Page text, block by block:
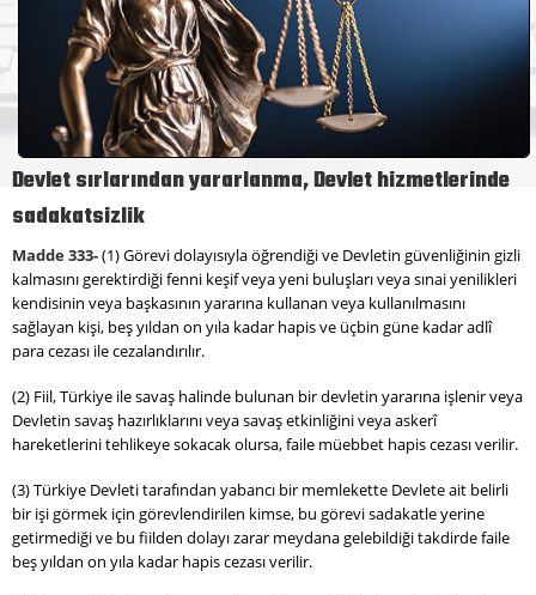
Devlet sırlarından yararlanma, Devlet hizmetlerinde
sadakatsizlik
Madde 333-(1) Görevi dolayısıyla öğrendiği ve Devletin güvenliğinin gizli
kalmasını gerektirdiği fenni keşif veya yeni buluşları veya sınai yenilikleri
kendisinin veya başkasının yararına kullanan veya kullanılmasını
sağlayan kişi, beş yıldan on yıla kadar hapis ve üçbin güne kadar adlî
para cezası ile cezalandırılır.
(2) Fiil, Türkiye ile savaş halinde bulunan bir devletin yararına işlenir veya
Devletin savaş hazırlıklarını veya savaş etkinliğini veya askerî
hareketlerini tehlikeye sokacak olursa, faile müebbet hapis cezası verilir.
(3) Türkiye Devleti tarafından yabancı bir memlekette Devlete ait belirli
bir işi görmek için görevlendirilen kimse, bu görevi sadakatle yerine
getirmediği ve bu fiilden dolayı zarar meydana gelebildiği takdirde faile
beş yıldan on yıla kadar hapis cezası verilir.